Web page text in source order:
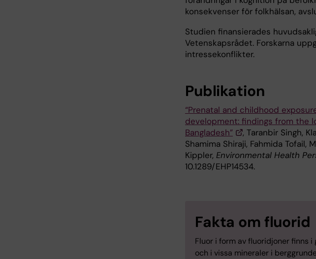
konsekvenser för folkhälsan,
Studien finansierades
Vetenskapsrådet. Forskarna
intressekonflikter.
Publikation
“Prenatal and childhood
development: findings from the
Bangladesh”
, Taranbir Singh,
Shamima Shiraji, Fahmida Tofail,
Kippler, Environmental Health
10.1289/EHP14534.
Fakta om fluorid
Fluor i form av fluoridjoner finns i
och i vissa mineraler i